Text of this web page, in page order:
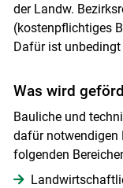
der Landw.
(kostenpflichtiges
Dafür ist
Was wird
Bauliche und
dafür notwendigen
folgenden